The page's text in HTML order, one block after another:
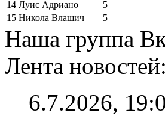
14 Луис Адриано
5
15 Никола Влашич 5
Наша группа
Лента новостей:
6.7.2026,